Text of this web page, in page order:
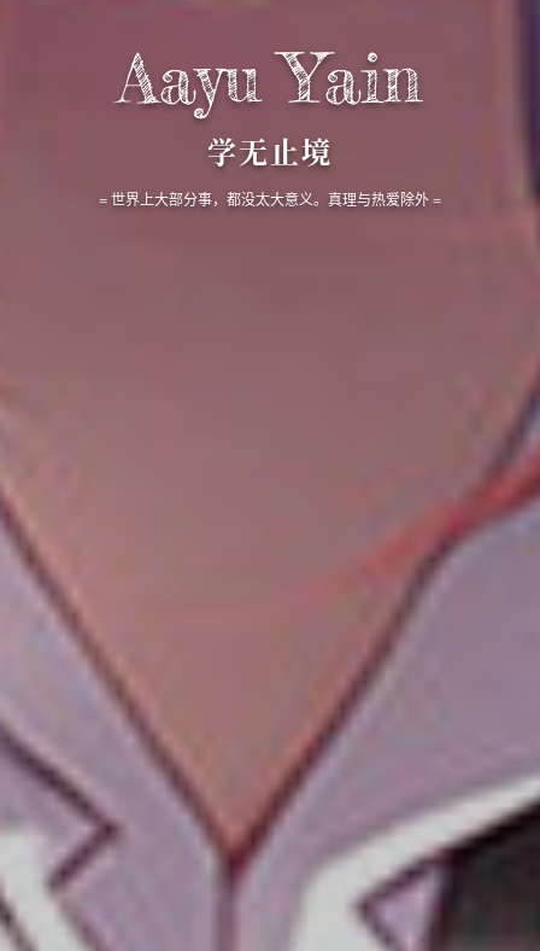
Aayu Yain
学无止境
= 世界上大部分事，都没太大意义。真理与热爱除外 =